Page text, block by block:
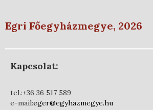
Egri Főegyházmegye, 2026
Kapcsolat:
tel.:+36 36 517 589
e-mail:eger@egyhazmegye.hu